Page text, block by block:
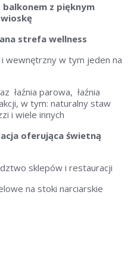
z pięknym
strefa wellness
wewnętrzny w tym jeden na
łaźnia parowa, łaźnia
w tym: naturalny staw
i wiele innych
oferująca świetną
sklepów i restauracji
na stoki narciarskie